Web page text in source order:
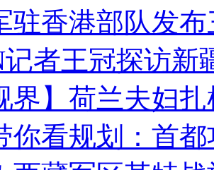
驻香港部队发
记者王冠探访新
界】荷兰夫妇
你看规划：首